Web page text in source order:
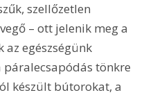
szellőzetlen
– ott jelenik meg a
az egészségünk
tönkre
készült bútorokat, a